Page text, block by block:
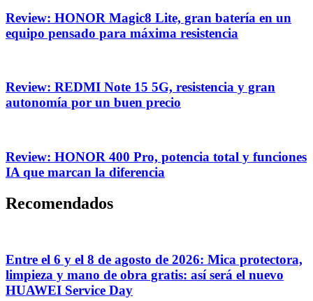
Review: HONOR Magic8 Lite, gran batería en un
equipo pensado para máxima resistencia
Review: REDMI Note 15 5G, resistencia y gran
autonomía por un buen precio
Review: HONOR 400 Pro, potencia total y funciones
IA que marcan la diferencia
Recomendados
Entre el 6 y el 8 de agosto de 2026: Mica protectora,
limpieza y mano de obra gratis: así será el nuevo
HUAWEI Service Day